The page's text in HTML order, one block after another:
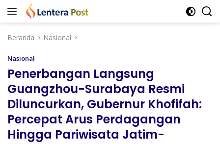
Langsung
Beranda
Nasional
Nasional
Penerbangan Langsung
Guangzhou-Surabaya Resmi
Diluncurkan, Gubernur Khofifah:
Percepat Arus Perdagangan
Hingga Pariwisata Jatim-